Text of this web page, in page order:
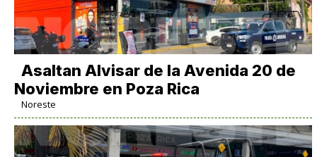
Asaltan Alvisar de la Avenida 20 de
Noviembre en Poza Rica
Noreste